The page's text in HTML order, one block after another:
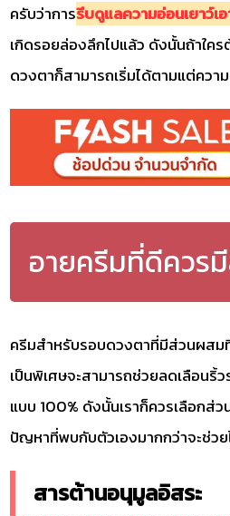
ครับว่าการรีบดูแลความอ่อนเยาว์เ
เกิดรอยล่องลึกไปแล้ว ดังนั้นถ้าใค
ดวงตาก็สามารถเริ่มได้ตามแต่ควา
อายครีมที่ดีควร
ครีมสำหรับรอบดวงตาที่มีส่วนผส
เป็นพิเศษจะสามารถช่วยลดเลือนริ้
แบบ 100% ดังนั้นเราก็ควรเลือกส่
ปัญหาที่พบกับตัวเองมากกว่าจะช่ว
สารต้านอนุมูลอิสระ